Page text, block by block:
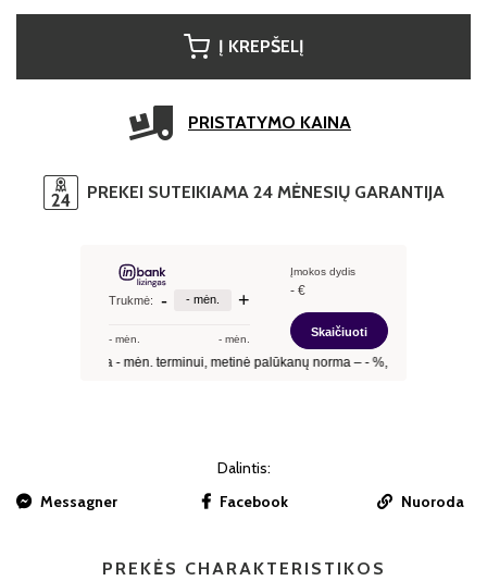
Į KREPŠELĮ
PRISTATYMO KAINA
PREKEI SUTEIKIAMA 24 MĖNESIŲ GARANTIJA
Dalintis:
Messagner
Facebook Nuoroda
PREKĖS CHARAKTERISTIKOS